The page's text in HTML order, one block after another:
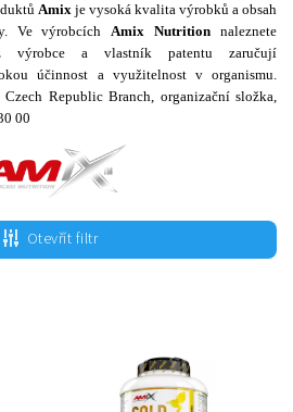
Amix je vysoká kvalita výrobků a obsah
Ve výrobcíchAmix Nutrition naleznete
výrobce a vlastník patentu zaručují
účinnost a využitelnost v organismu.
Republic Branch, organizační složka,
00
Otevřít filtr